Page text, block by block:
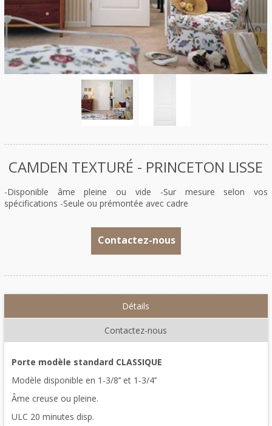
CAMDEN TEXTURÉ - PRINCETON LISSE
-Disponible âme pleine ou vide -Sur mesure selon vos
spécifications -Seule ou prémontée avec cadre
Contactez-nous
Détails
Contactez-nous
Porte modèle standard CLASSIQUE
Modèle disponible en 1-3/8’’ et 1-3/4’’
Âme creuse ou pleine.
ULC 20 minutes disp.